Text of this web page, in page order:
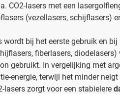
CO2-lasers met een
(vezellasers, schijflasers)
wordt bij het eerste gebruik en
fiberlasers,
gebruikt. In vergelijking met
energie, terwijl het minder
lasers zorgt voor een stabielere